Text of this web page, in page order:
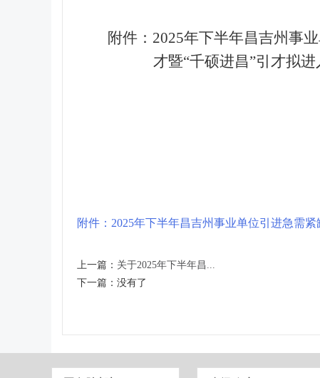
附件：2025年下半年昌吉州事
才暨“千硕进昌”引才拟
附件：2025年下半年昌吉州事业单位引进急需
上一篇： 关于2025年下半年昌...
下一篇： 没有了